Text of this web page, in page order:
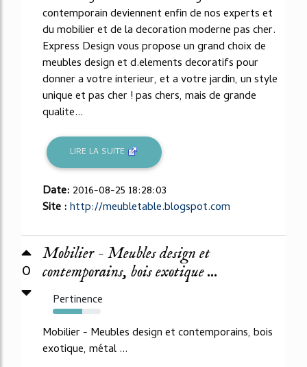
contemporain deviennent enfin de nos experts et
du mobilier et de la decoration moderne pas cher.
Express Design vous propose un grand choix de
meubles design et d.elements decoratifs pour
donner a votre interieur, et a votre jardin, un style
unique et pas cher ! pas chers, mais de grande
qualite...
LIRE LA SUITE
Date: 2016-08-25 18:28:03
Site :http://meubletable.blogspot.com
0
Mobilier - Meubles design et
contemporains, bois exotique ...
Pertinence
62%
Mobilier - Meubles design et contemporains, bois
exotique, métal ...